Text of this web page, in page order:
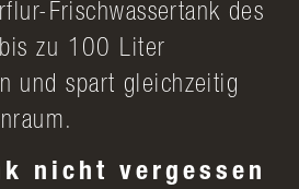
Frischwassertank des
zu 100 Liter
und spart gleichzeitig
nicht vergessen